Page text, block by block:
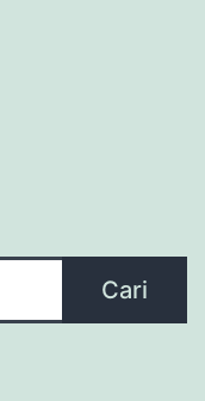
Cari